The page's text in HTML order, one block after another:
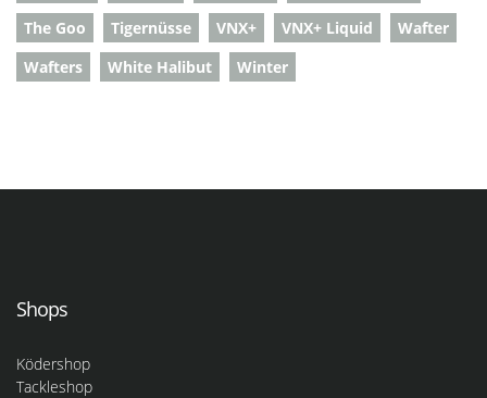
The Goo
Tigernüsse VNX+ VNX+ Liquid
Wafter
Wafters
White Halibut Winter
Shops
Ködershop
Tackleshop